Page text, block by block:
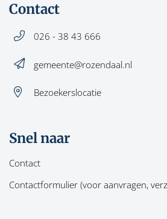
Contact
026 - 38 43 666
gemeente@rozendaal.nl
Bezoekerslocatie
Snel naar
Contact
Contactformulier (voor aanvragen,